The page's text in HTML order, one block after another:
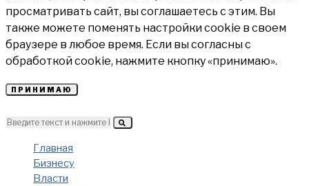
просматривать сайт, вы соглашаетесь с этим. Вы
также можете поменять настройки cookie в своем
браузере в любое время. Если вы согласны с
обработкой cookie, нажмите кнопку «принимаю».
ПРИНИМАЮ
Главная
Бизнесу
Власти